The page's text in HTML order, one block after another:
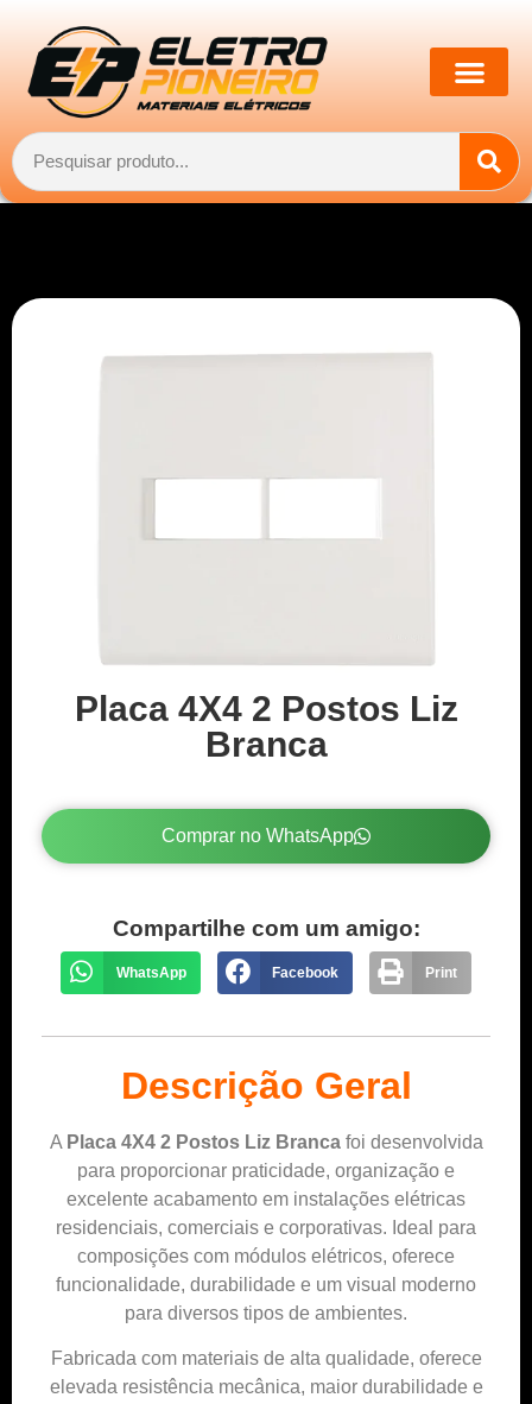
Placa 4X4 2 Postos Liz
Branca
Comprar no WhatsApp
Compartilhe com um amigo:
WhatsApp Facebook Print
Descrição Geral
A Placa 4X4 2 Postos Liz Brancafoi desenvolvida
para proporcionar praticidade, organização e
excelente acabamento em instalações elétricas
residenciais, comerciais e corporativas. Ideal para
composições com módulos elétricos, oferece
funcionalidade, durabilidade e um visual moderno
para diversos tipos de ambientes.
Fabricada com materiais de alta qualidade, oferece
elevada resistência mecânica, maior durabilidade e